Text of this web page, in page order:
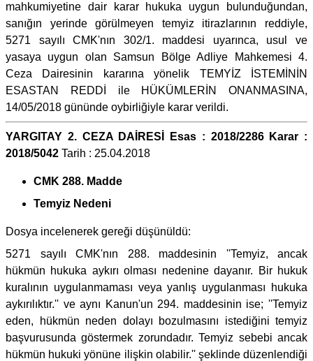
mahkumiyetine dair karar hukuka uygun bulunduğundan,
sanığın yerinde görülmeyen temyiz itirazlarının reddiyle,
5271 sayılı CMK'nın 302/1. maddesi uyarınca, usul ve
yasaya uygun olan Samsun Bölge Adliye Mahkemesi 4.
Ceza Dairesinin kararına yönelik TEMYİZ İSTEMİNİN
ESASTAN REDDİ ile HÜKÜMLERİN ONANMASINA,
14/05/2018 gününde oybirliğiyle karar verildi.
YARGITAY 2. CEZA DAİRESİ Esas : 2018/2286 Karar :
2018/5042 Tarih : 25.04.2018
CMK 288. Madde
Temyiz Nedeni
Dosya incelenerek gereği düşünüldü:
5271 sayılı CMK'nın 288. maddesinin ''Temyiz, ancak
hükmün hukuka aykırı olması nedenine dayanır. Bir hukuk
kuralının uygulanmaması veya yanlış uygulanması hukuka
aykırılıktır.'' ve aynı Kanun'un 294. maddesinin ise; ''Temyiz
eden, hükmün neden dolayı bozulmasını istediğini temyiz
başvurusunda göstermek zorundadır. Temyiz sebebi ancak
hükmün hukuki yönüne ilişkin olabilir.'' şeklinde düzenlendiği